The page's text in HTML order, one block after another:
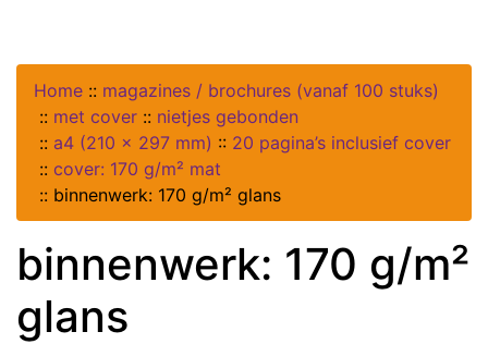
Home :: magazines / brochures (vanaf 100 stuks)
:: met cover :: nietjes gebonden
:: a4 (210 x 297 mm) :: 20 pagina’s inclusief cover
:: cover: 170 g/m² mat
:: binnenwerk: 170 g/m² glans
binnenwerk: 170 g/m²
glans